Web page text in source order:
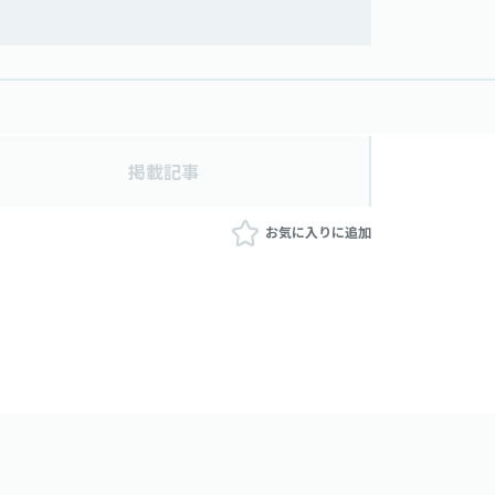
掲載記事
お気に入りに追加